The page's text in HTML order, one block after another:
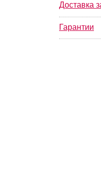
Доставка
Гарантии